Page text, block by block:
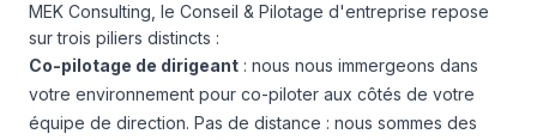
MEK Consulting, le Conseil & Pilotage d'entreprise repose
sur trois piliers distincts :
Co-pilotage de dirigeant : nous nous immergeons dans
votre environnement pour co-piloter aux côtés de votre
équipe de direction. Pas de distance : nous sommes des